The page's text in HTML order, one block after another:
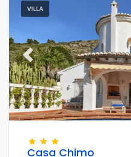
VILLA
Previous
Casa Chimo